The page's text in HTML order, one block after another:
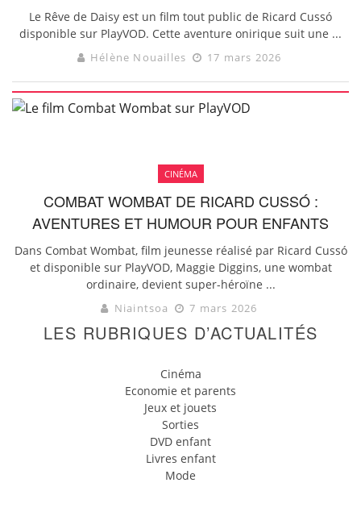
Le Rêve de Daisy est un film tout public de Ricard Cussó
disponible sur PlayVOD. Cette aventure onirique suit une ...
Hélène Nouailles 17 mars 2026
CINÉMA
COMBAT WOMBAT DE RICARD CUSSÓ :
AVENTURES ET HUMOUR POUR ENFANTS
Dans Combat Wombat, film jeunesse réalisé par Ricard Cussó
et disponible sur PlayVOD, Maggie Diggins, une wombat
ordinaire, devient super-héroïne ...
Niaintsoa 7 mars 2026
LES RUBRIQUES D’ACTUALITÉS
Cinéma
Economie et parents
Jeux et jouets
Sorties
DVD enfant
Livres enfant
Mode